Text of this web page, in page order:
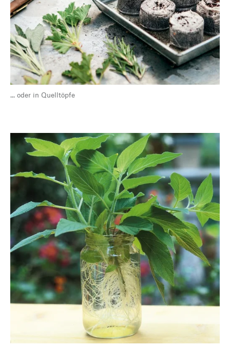
... oder in Quelltöpfe